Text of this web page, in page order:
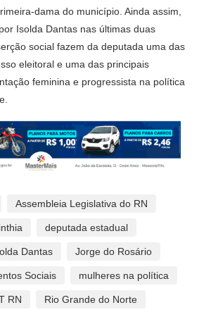
dama do município. Ainda assim,
Isolda Dantas nas últimas duas
social fazem da deputada uma das
eleitoral e uma das principais
feminina e progressista na política
Assembleia Legislativa do RN
deputada estadual
Dantas Jorge do Rosário
Sociais mulheres na política
RN Rio Grande do Norte